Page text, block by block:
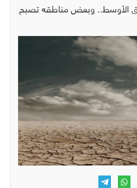
الأوسط.. وبعض مناطقه تصبح